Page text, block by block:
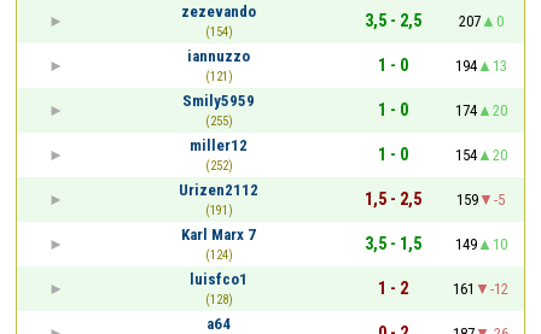
zezevando
(154)
3,5 - 2,5 207
0
iannuzzo
(121)
1 - 0 194
13
Smily5959
(255)
1 - 0 174
20
miller12
(252)
1 - 0 154
20
Urizen2112
(191)
1,5 - 2,5 159
-5
Karl Marx 7
(124)
3,5 - 1,5 149
10
luisfco1
(128)
1 - 2 161
-12
a64